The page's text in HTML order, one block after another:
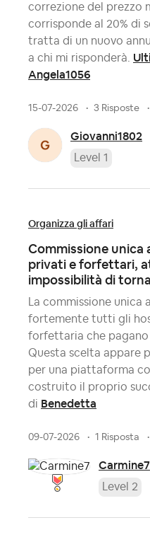
correzione del prezzo
corrisponde al 20% di
tratta di un nuovo
a chi mi risponderà.
Angela1056
15-07-2026 3 Risposte
Giovanni1802
Level 1
Organizza gli affari
Commissione unica
privati e forfettari,
impossibilità di
La commissione unica
fortemente tutti gli
forfettaria che pagano
Questa scelta appare
per una piattaforma
costruito il proprio
di Benedetta
09-07-2026 1 Risposta
Carmine7
Level 2